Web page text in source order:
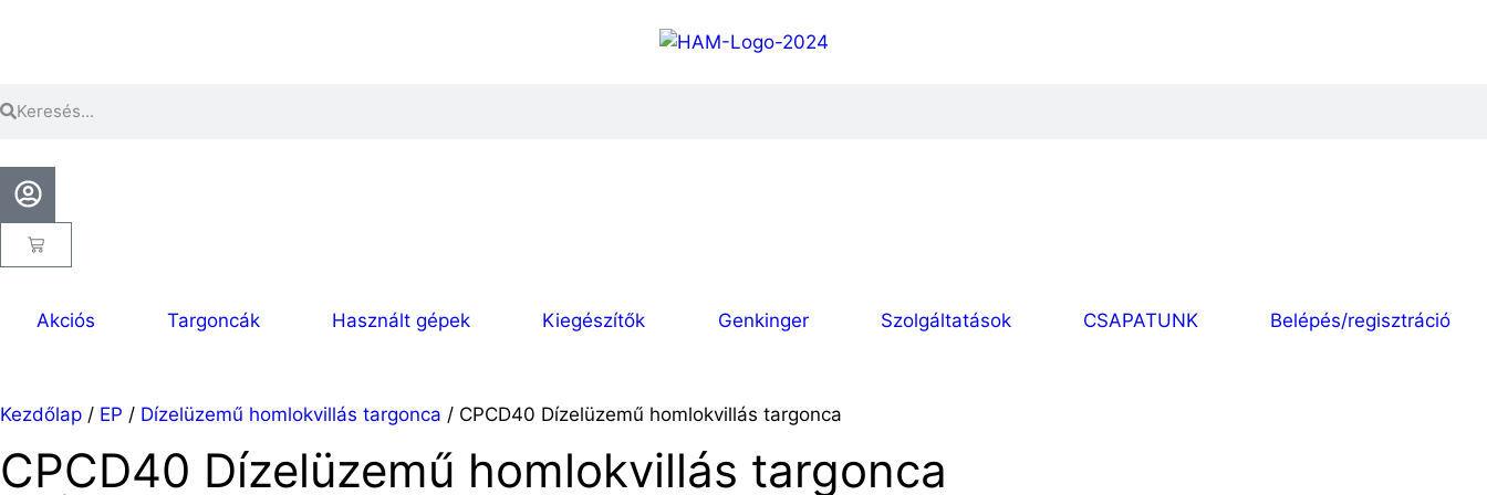
Akciós Targoncák Használt gépek Kiegészítők Genkinger Szolgáltatások CSAPATUNK Belépés/regisztráció
Kezdőlap / EP / Dízelüzemű homlokvillás targonca / CPCD40 Dízelüzemű homlokvillás targonca
CPCD40 Dízelüzemű homlokvillás targonca